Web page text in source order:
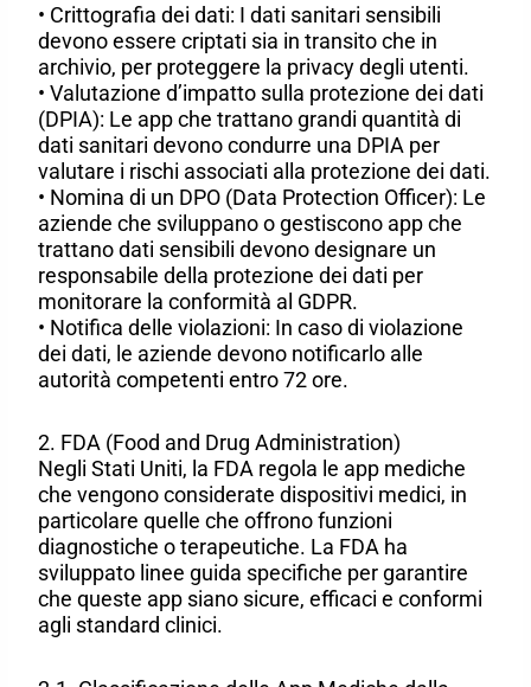
• Crittografia dei dati: I dati sanitari sensibili
devono essere criptati sia in transito che in
archivio, per proteggere la privacy degli utenti.
• Valutazione d’impatto sulla protezione dei dati
(DPIA): Le app che trattano grandi quantità di
dati sanitari devono condurre una DPIA per
valutare i rischi associati alla protezione dei dati.
• Nomina di un DPO (Data Protection Officer): Le
aziende che sviluppano o gestiscono app che
trattano dati sensibili devono designare un
responsabile della protezione dei dati per
monitorare la conformità al GDPR.
• Notifica delle violazioni: In caso di violazione
dei dati, le aziende devono notificarlo alle
autorità competenti entro 72 ore.
2. FDA (Food and Drug Administration)
Negli Stati Uniti, la FDA regola le app mediche
che vengono considerate dispositivi medici, in
particolare quelle che offrono funzioni
diagnostiche o terapeutiche. La FDA ha
sviluppato linee guida specifiche per garantire
che queste app siano sicure, efficaci e conformi
agli standard clinici.